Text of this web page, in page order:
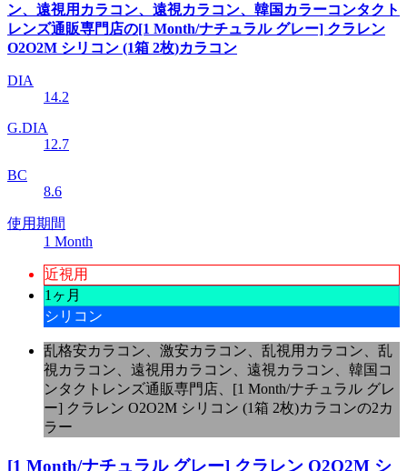
ン、遠視用カラコン、遠視カラコン、韓国カラーコンタクト
レンズ通販専門店の[1 Month/ナチュラル グレー] クラレン
O2O2M シリコン (1箱 2枚)カラコン
DIA
14.2
G.DIA
12.7
BC
8.6
使用期間
1 Month
近視用
1ヶ月
シリコン
乱格安カラコン、激安カラコン、乱視用カラコン、乱
視カラコン、遠視用カラコン、遠視カラコン、韓国コ
ンタクトレンズ通販専門店、[1 Month/ナチュラル グレ
ー] クラレン O2O2M シリコン (1箱 2枚)カラコンの2カ
ラー
[1 Month/ナチュラル グレー] クラレン O2O2M シ